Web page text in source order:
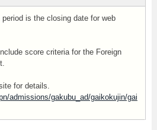
is the closing date for web
score criteria for the Foreign
for details.
admissions/gakubu_ad/gaikokujin/gai